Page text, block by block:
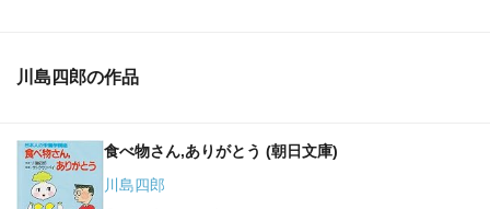
川島四郎の作品
食べ物さん,ありがとう (朝日文庫)
川島四郎